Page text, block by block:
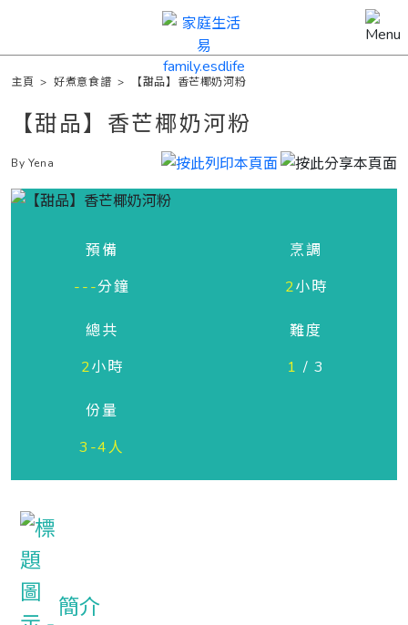
主頁 >好煮意食譜 > 【甜品】香芒椰奶河粉
【甜品】香芒椰奶河粉
By Yena
預備
---分鐘
烹調
2小時
總共
2小時
難度
1 / 3
份量
3-4人
簡介